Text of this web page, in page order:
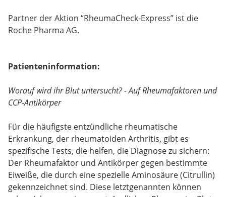
Partner der Aktion “RheumaCheck-Express” ist die
Roche Pharma AG.
Patienteninformation:
Worauf wird ihr Blut untersucht? - Auf Rheumafaktoren und
CCP-Antikörper
Für die häufigste entzündliche rheumatische
Erkrankung, der rheumatoiden Arthritis, gibt es
spezifische Tests, die helfen, die Diagnose zu sichern:
Der Rheumafaktor und Antikörper gegen bestimmte
Eiweiße, die durch eine spezielle Aminosäure (Citrullin)
gekennzeichnet sind. Diese letztgenannten können